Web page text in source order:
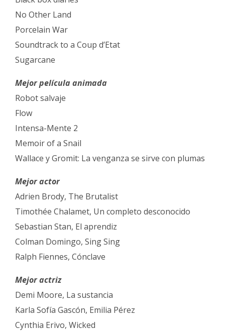
No Other Land
Porcelain War
Soundtrack to a Coup d’Etat
Sugarcane
Mejor película animada
Robot salvaje
Flow
Intensa-Mente 2
Memoir of a Snail
Wallace y Gromit: La venganza se sirve con plumas
Mejor actor
Adrien Brody, The Brutalist
Timothée Chalamet, Un completo desconocido
Sebastian Stan, El aprendiz
Colman Domingo, Sing Sing
Ralph Fiennes, Cónclave
Mejor actriz
Demi Moore, La sustancia
Karla Sofía Gascón, Emilia Pérez
Cynthia Erivo, Wicked